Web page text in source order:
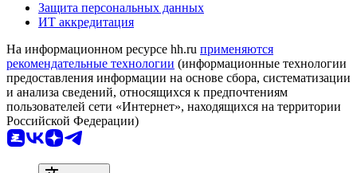
Защита персональных данных
ИТ аккредитация
На информационном ресурсе hh.ru применяются
рекомендательные технологии (информационные технологии
предоставления информации на основе сбора, систематизации
и анализа сведений, относящихся к предпочтениям
пользователей сети «Интернет», находящихся на территории
Российской Федерации)